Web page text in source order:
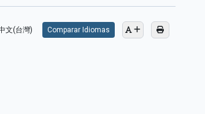
文(台灣) Comparar Idiomas